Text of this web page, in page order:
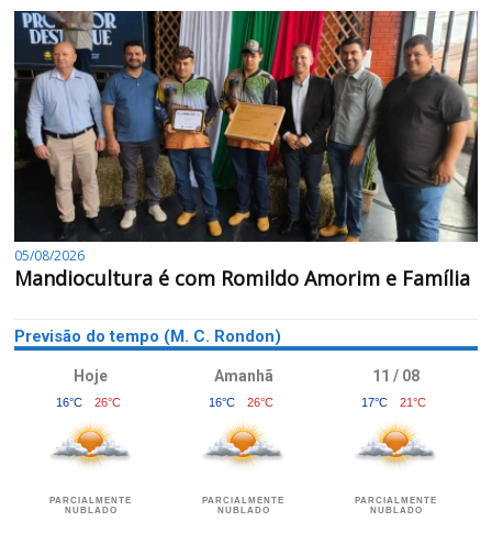
05/08/2026
Mandiocultura é com Romildo Amorim e Família
Previsão do tempo (M. C. Rondon)
Hoje
16°C 26°C
PARCIALMENTE
NUBLADO
Amanhã
16°C 26°C
PARCIALMENTE
NUBLADO
11 / 08
17°C 21°C
PARCIALMENTE
NUBLADO